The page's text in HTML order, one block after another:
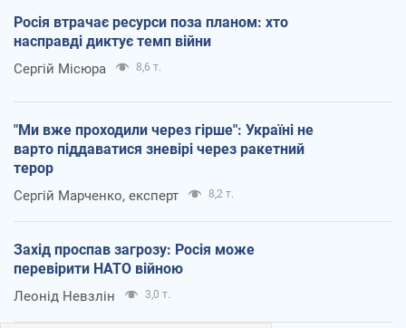
Росія втрачає ресурси поза планом: хто
насправді диктує темп війни
Сергій Місюра 8,6 т.
"Ми вже проходили через гірше": Україні не
варто піддаватися зневірі через ракетний
терор
Сергій Марченко, експерт 8,2 т.
Захід проспав загрозу: Росія може
перевірити НАТО війною
Леонід Невзлін 3,0 т.